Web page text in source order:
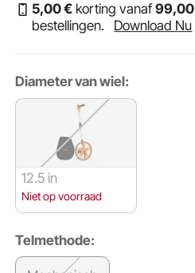
5,00€ korting vanaf99,00
bestellingen.
Download Nu
Diameter van wiel:
12.5 in
Niet op voorraad
Telmethode: